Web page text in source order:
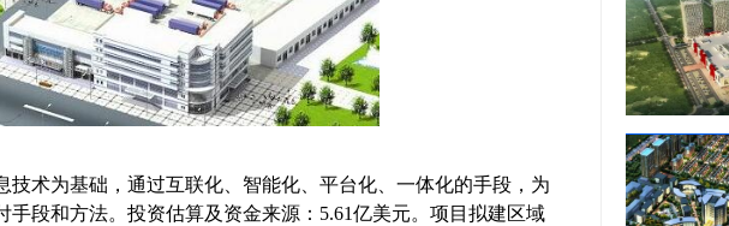
技术为基础，通过互联化、智能化、平台化、一体化的手段，为
手段和方法。投资估算及资金来源：5.61亿美元。项目拟建区域